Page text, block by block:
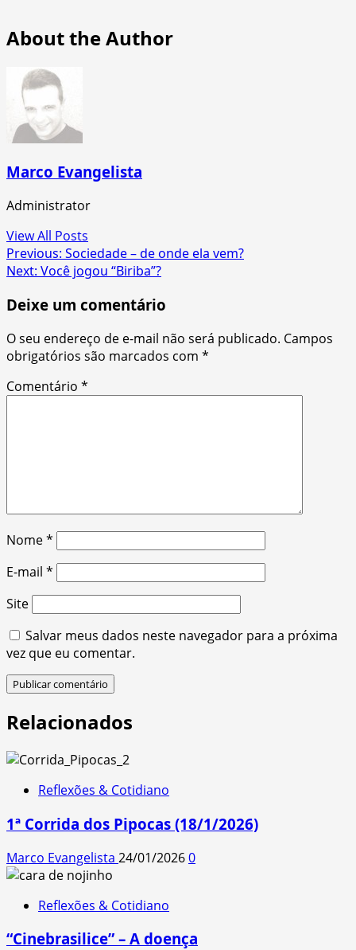
About the Author
Marco Evangelista
Administrator
View All Posts
Post
navigation
Previous: Sociedade – de onde ela vem?
Next: Você jogou “Biriba”?
Deixe um comentário
O seu endereço de e-mail não será publicado. Campos
obrigatórios são marcados com *
Comentário *
Nome*
E-mail *
Site
Salvar meus dados neste navegador para a próxima
vez que eu comentar.
Relacionados
Reflexões & Cotidiano
1ª Corrida dos Pipocas (18/1/2026)
Marco Evangelista 24/01/20260
Reflexões & Cotidiano
“Cinebrasilice” – A doença